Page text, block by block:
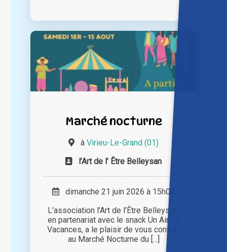
Marché nocturne
à Virieu-Le-Grand (01)
l’Art de l’ Être Belleysan
dimanche 21 juin 2026 à 15h00
L’association l’Art de l’Être Belleysan,
en partenariat avec le snack Un Air de
Vacances, a le plaisir de vous convier
au Marché Nocturne du [...]